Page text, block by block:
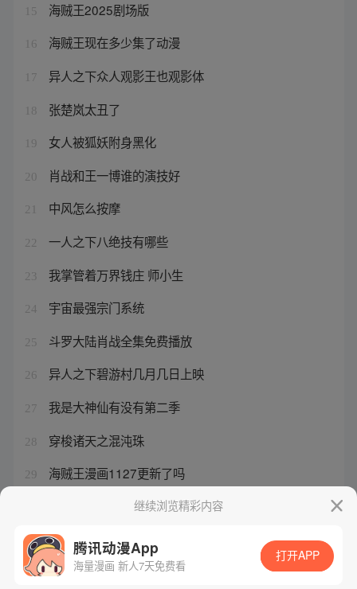
15 海贼王2025剧场版
16 海贼王现在多少集了动漫
17 异人之下众人观影王也观影体
18 张楚岚太丑了
19 女人被狐妖附身黑化
20 肖战和王一博谁的演技好
21 中风怎么按摩
22 一人之下八绝技有哪些
23 我掌管着万界钱庄 师小生
24 宇宙最强宗门系统
25 斗罗大陆肖战全集免费播放
26 异人之下碧游村几月几日上映
27 我是大神仙有没有第二季
28 穿梭诸天之混沌珠
29 海贼王漫画1127更新了吗
涂山氏一脉的狐仙娘娘继续浏览精彩内容
腾讯动漫App
海量漫画 新人7天免费看
打开APP